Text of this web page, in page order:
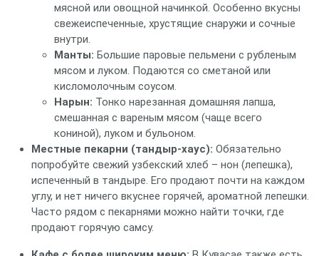
мясной или овощной начинкой. Особенно вкусны
свежеиспеченные, хрустящие снаружи и сочные
внутри.
Манты: Большие паровые пельмени с рубленым
мясом и луком. Подаются со сметаной или
кисломолочным соусом.
Нарын: Тонко нарезанная домашняя лапша,
смешанная с вареным мясом (чаще всего
кониной), луком и бульоном.
Местные пекарни (тандыр-хаус): Обязательно
попробуйте свежий узбекский хлеб – нон (лепешка),
испеченный в тандыре. Его продают почти на каждом
углу, и нет ничего вкуснее горячей, ароматной лепешки.
Часто рядом с пекарнями можно найти точки, где
продают горячую самсу.